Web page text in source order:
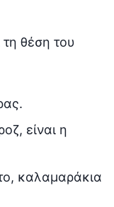
θέση του
είναι η
καλαμαράκια